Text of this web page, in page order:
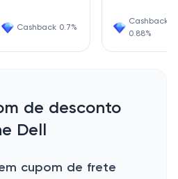
Cashback 0.7%
Cashback
0.88%
de desconto
Dell
cupom de frete